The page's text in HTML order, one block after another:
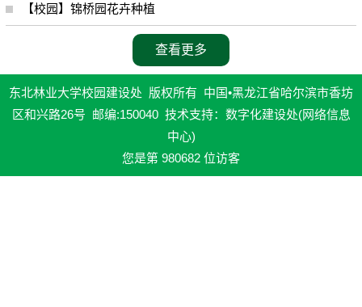
【校园】锦桥园花卉种植
查看更多
东北林业大学校园建设处 版权所有 中国•黑龙江省哈尔滨市香坊
区和兴路26号 邮编:150040 技术支持：数字化建设处(网络信息
中心)
您是第 980682 位访客